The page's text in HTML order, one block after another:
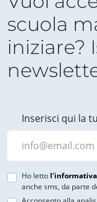
scuola
iniziare?
Inserisci qui la
Ho letto
anche sms, da parte